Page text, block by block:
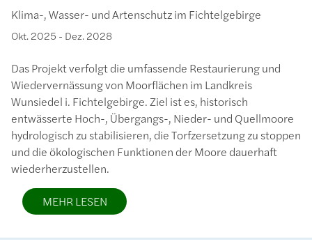
Klima-, Wasser- und Artenschutz im Fichtelgebirge
Okt. 2025 - Dez. 2028
Das Projekt verfolgt die umfassende Restaurierung und
Wiedervernässung von Moorflächen im Landkreis
Wunsiedel i. Fichtelgebirge. Ziel ist es, historisch
entwässerte Hoch-, Übergangs-, Nieder- und Quellmoore
hydrologisch zu stabilisieren, die Torfzersetzung zu stoppen
und die ökologischen Funktionen der Moore dauerhaft
wiederherzustellen.
MEHR LESEN